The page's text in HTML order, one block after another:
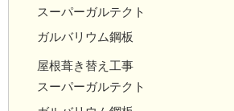
スーパーガルテクト
ガルバリウム鋼板
屋根葺き替え工事
スーパーガルテクト